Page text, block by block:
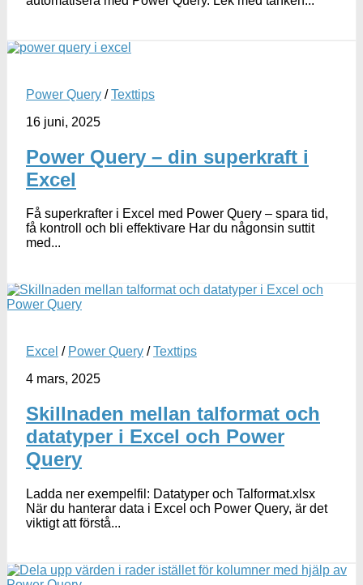
Power Query /Texttips
16 juni, 2025
Power Query – din superkraft i
Excel
Få superkrafter i Excel med Power Query – spara tid,
få kontroll och bli effektivare Har du någonsin suttit
med...
Excel / Power Query /Texttips
4 mars, 2025
Skillnaden mellan talformat och
datatyper i Excel och Power
Query
Ladda ner exempelfil: Datatyper och Talformat.xlsx
När du hanterar data i Excel och Power Query, är det
viktigt att förstå...